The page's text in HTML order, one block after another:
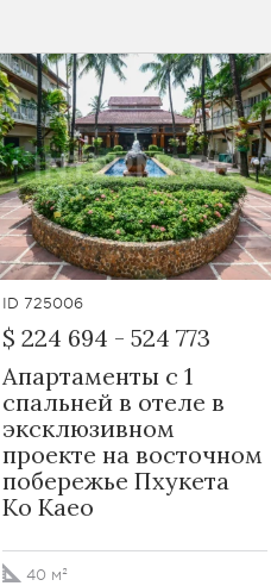
ID 725006
$ 224 694 - 524 773
Апартаменты с 1
спальней в отеле в
эксклюзивном
проекте на восточном
побережье Пхукета
Ko Kaeo
40 м²